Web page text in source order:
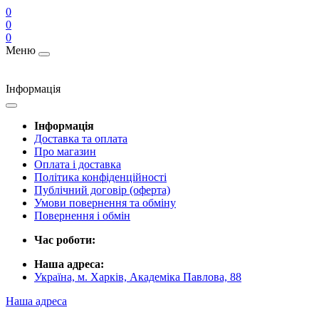
0
0
0
Меню
Інформація
Інформація
Доставка та оплата
Про магазин
Оплата і доставка
Політика конфіденційності
Публічний договір (оферта)
Умови повернення та обміну
Повернення і обмін
Час роботи:
Наша адреса:
Україна, м. Харків, Академіка Павлова, 88
Наша адреса